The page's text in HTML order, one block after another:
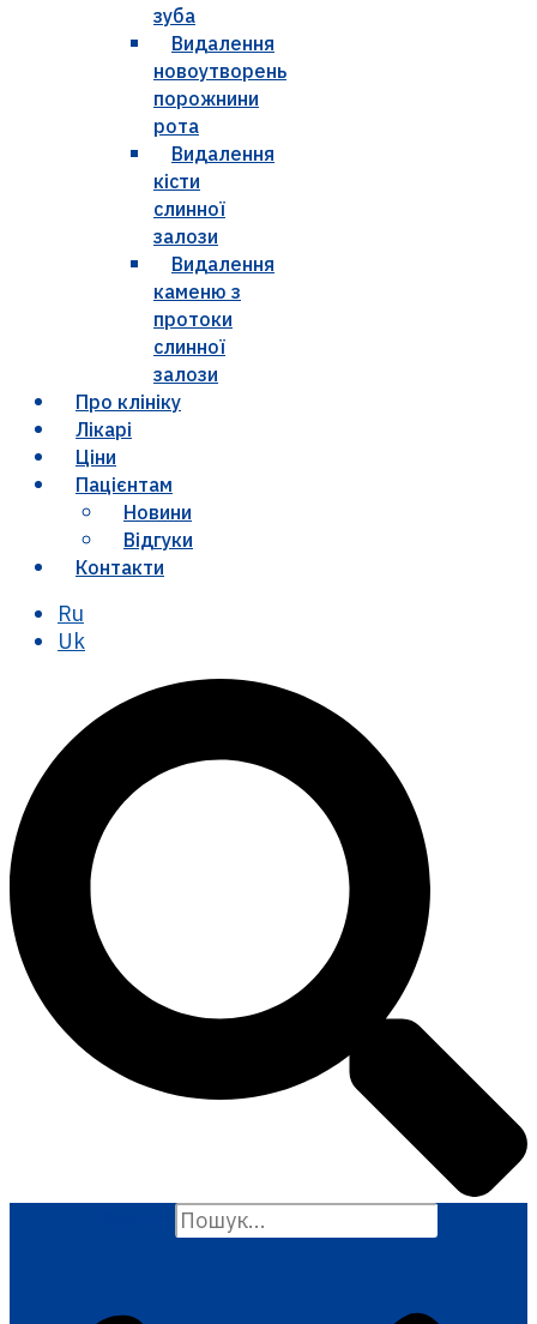
зуба
Видалення
новоутворень
порожнини
рота
Видалення
кісти
слинної
залози
Видалення
каменю з
протоки
слинної
залози
Про клініку
Лікарі
Ціни
Пацієнтам
Новини
Відгуки
Контакти
Ru
Uk